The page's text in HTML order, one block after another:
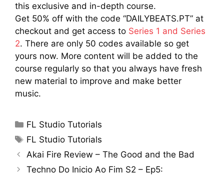
this exclusive and in-depth course.
Get 50% off with the code “DAILYBEATS.PT” at
checkout and get access to Series 1 and Series
2. There are only 50 codes available so get
yours now. More content will be added to the
course regularly so that you always have fresh
new material to improve and make better
music.
Categories
FL Studio Tutorials
Tags
FL Studio Tutorials
Akai Fire Review – The Good and the Bad
Techno Do Inicio Ao Fim S2 – Ep5: